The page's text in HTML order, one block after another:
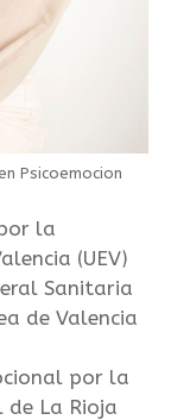
Psicoemocion
la
(UEV)
Sanitaria
de Valencia
por la
de La Rioja